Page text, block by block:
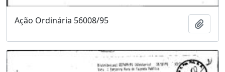
Ação Ordinária 56008/95